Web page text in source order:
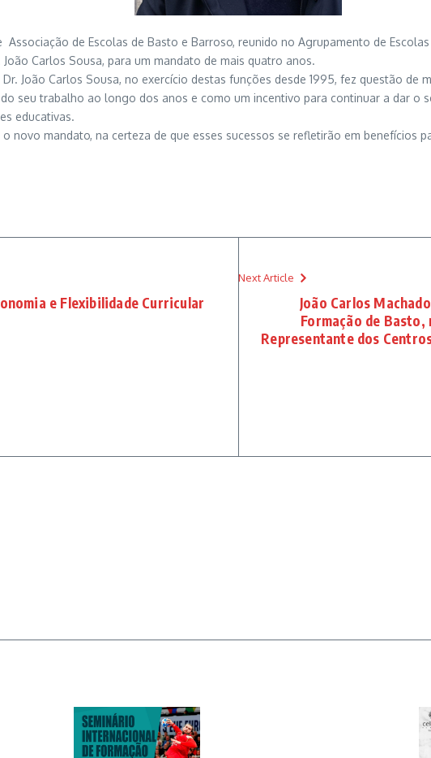
de Escolas de Basto e Barroso, reunido no Agrupamento de
Carlos Sousa, para um mandato de mais quatro anos.
João Carlos Sousa, no exercício destas funções desde 1995, fez questão de
seu trabalho ao longo dos anos e como um incentivo para continuar a dar o
educativas.
novo mandato, na certeza de que esses sucessos se refletirão em benefícios
e Flexibilidade Curricular
Next Article
João Carlos
Formação de
Representante dos